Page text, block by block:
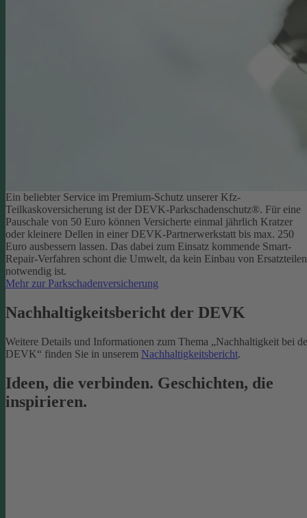
Ein beliebter Service im Premium-Schutz unserer Kfz-
Teilkaskoversicherung ist der DEVK-Parkschadenschutz®. Für eine
Pauschale von 50 Euro können Versicherte einmal jährlich Kratzer
oder kleinere Dellen in einer DEVK-Partnerwerkstatt bis max. 250
Euro ausbessern lassen. Das dabei zum Einsatz kommende Smart-
Repair-Verfahren schont die Umwelt, da kein Einbau von Ersatzteilen
notwendig ist.
Mehr zur Parkschadenversicherung
Nachhaltigkeitsbericht der DEVK
Weitere Details und Informationen zum Thema „Nachhaltigkeit bei
DEVK“ finden Sie in unserem Nachhaltigkeitsbericht.
Ideen, die verbinden. Geschichten, die
inspirieren.